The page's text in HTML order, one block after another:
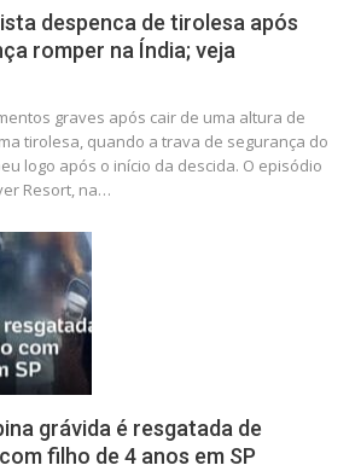
despenca de tirolesa após
romper na Índia; veja
graves após cair de uma altura de
tirolesa, quando a trava de segurança do
logo após o início da descida. O episódio
Resort, na…
grávida é resgatada de
filho de 4 anos em SP